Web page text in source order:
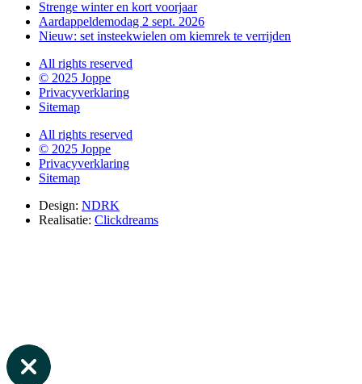
Strenge winter en kort voorjaar
Aardappeldemodag 2 sept. 2026
Nieuw: set insteekwielen om kiemrek te verrijden
All rights reserved
© 2025 Joppe
Privacyverklaring
Sitemap
All rights reserved
© 2025 Joppe
Privacyverklaring
Sitemap
Design: NDRK
Realisatie: Clickdreams